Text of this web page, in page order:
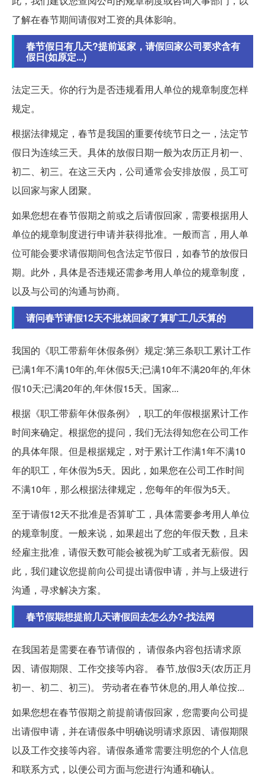
了解在春节期间请假对工资的具体影响。
春节假日有几天?提前返家，请假回家公司要求含有
假日(如原定...)
法定三天。你的行为是否违规看用人单位的规章制度怎样
规定。
根据法律规定，春节是我国的重要传统节日之一，法定节
假日为连续三天。具体的放假日期一般为农历正月初一、
初二、初三。在这三天内，公司通常会安排放假，员工可
以回家与家人团聚。
如果您想在春节假期之前或之后请假回家，需要根据用人
单位的规章制度进行申请并获得批准。一般而言，用人单
位可能会要求请假期间包含法定节假日，如春节的放假日
期。此外，具体是否违规还需参考用人单位的规章制度，
以及与公司的沟通与协商。
请问春节请假12天不批就回家了算旷工几天算的
我国的《职工带薪年休假条例》规定:第三条职工累计工作
已满1年不满10年的,年休假5天;已满10年不满20年的,年休
假10天;已满20年的,年休假15天。国家...
根据《职工带薪年休假条例》，职工的年假根据累计工作
时间来确定。根据您的提问，我们无法得知您在公司工作
的具体年限。但是根据规定，对于累计工作满1年不满10
年的职工，年休假为5天。因此，如果您在公司工作时间
不满10年，那么根据法律规定，您每年的年假为5天。
至于请假12天不批准是否算旷工，具体需要参考用人单位
的规章制度。一般来说，如果超出了您的年假天数，且未
经雇主批准，请假天数可能会被视为旷工或者无薪假。因
此，我们建议您提前向公司提出请假申请，并与上级进行
沟通，寻求解决方案。
春节假期想提前几天请假回去怎么办?-找法网
在我国若是需要在春节请假的， 请假条内容包括请求原
因、请假期限、工作交接等内容。 春节,放假3天(农历正月
初一、初二、初三)。 劳动者在春节休息的,用人单位按...
如果您想在春节假期之前提前请假回家，您需要向公司提
出请假申请，并在请假条中明确说明请求原因、请假期限
以及工作交接等内容。请假条通常需要注明您的个人信息
和联系方式，以便公司方面与您进行沟通和确认。